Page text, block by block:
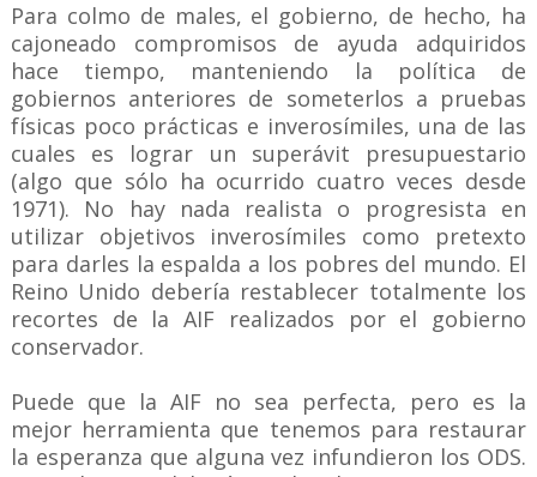
Para colmo de males, el gobierno, de hecho, ha
cajoneado compromisos de ayuda adquiridos
hace tiempo, manteniendo la política de
gobiernos anteriores de someterlos a pruebas
físicas poco prácticas e inverosímiles, una de las
cuales es lograr un superávit presupuestario
(algo que sólo ha ocurrido cuatro veces desde
1971). No hay nada realista o progresista en
utilizar objetivos inverosímiles como pretexto
para darles la espalda a los pobres del mundo. El
Reino Unido debería restablecer totalmente los
recortes de la AIF realizados por el gobierno
conservador.
Puede que la AIF no sea perfecta, pero es la
mejor herramienta que tenemos para restaurar
la esperanza que alguna vez infundieron los ODS.